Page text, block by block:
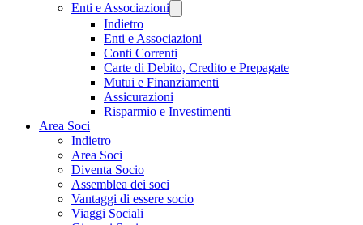
Enti e Associazioni
Indietro
Enti e Associazioni
Conti Correnti
Carte di Debito, Credito e Prepagate
Mutui e Finanziamenti
Assicurazioni
Risparmio e Investimenti
Area Soci
Indietro
Area Soci
Diventa Socio
Assemblea dei soci
Vantaggi di essere socio
Viaggi Sociali